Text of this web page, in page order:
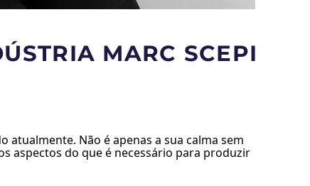
MARC SCEPI
atualmente. Não é apenas a sua calma sem
aspectos do que é necessário para produzir